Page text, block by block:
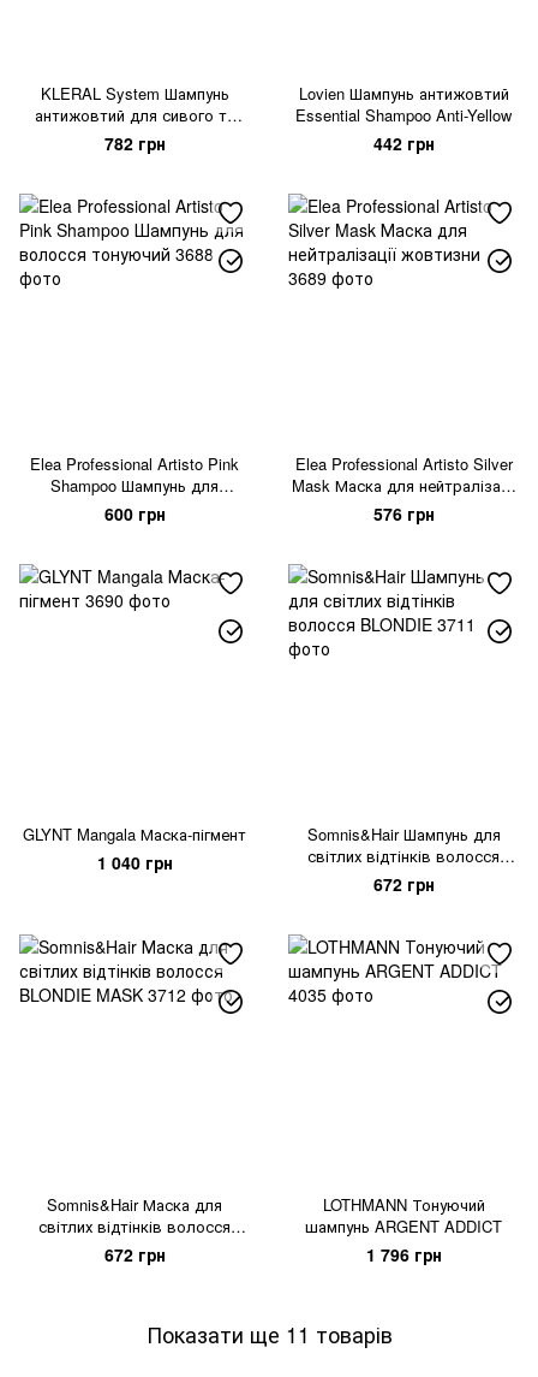
KLERAL System Шампунь
антижовтий для сивого та
освітленого волосся ANTI-
YELLOW
782 грн
Lovien Шампунь антижовтий
Essential Shampoo Anti-Yellow
442 грн
Elea Professional Artisto Pink
Shampoo Шампунь для
волосся тонуючий
600 грн
Elea Professional Artisto Silver
Mask Маска для нейтралізації
жовтизни
576 грн
GLYNT Mangala Маска-пігмент
1 040 грн
Somnis&Hair Шампунь для
світлих відтінків волосся
BLONDIE
672 грн
Somnis&Hair Маска для
світлих відтінків волосся
BLONDIE MASK
672 грн
LOTHMANN Тонуючий
шампунь ARGENT ADDICT
1 796 грн
Показати ще 11 товарів